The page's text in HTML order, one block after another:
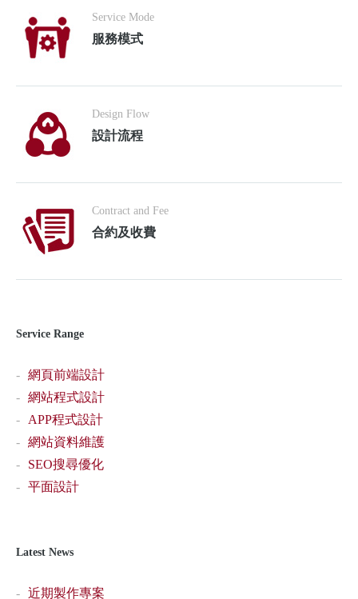
Service Mode
服務模式
Design Flow
設計流程
Contract and Fee
合約及收費
Service Range
網頁前端設計
網站程式設計
APP程式設計
網站資料維護
SEO搜尋優化
平面設計
Latest News
近期製作專案